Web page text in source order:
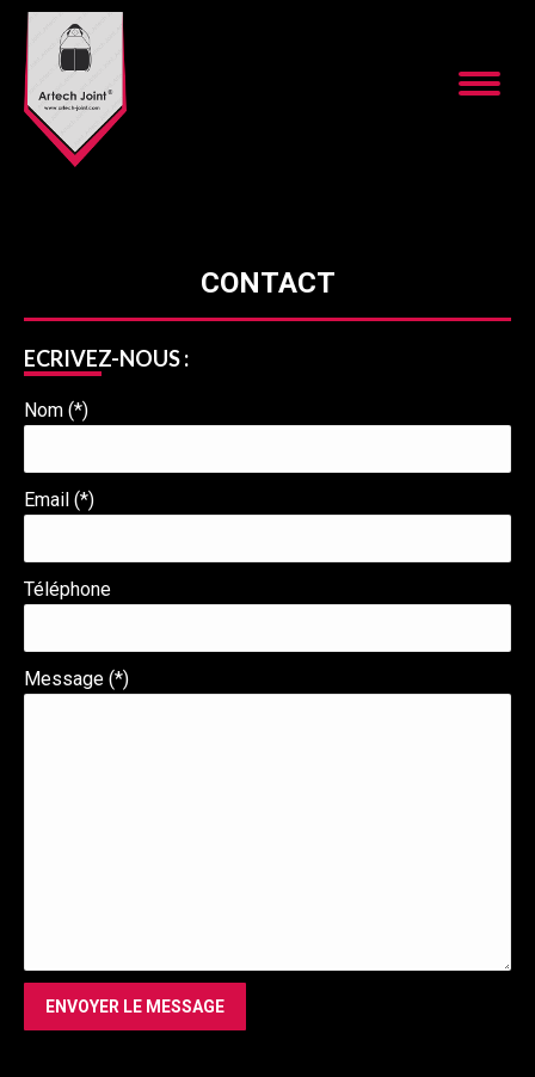
CONTACT
ECRIVEZ-NOUS :
Nom (*)
Email (*)
Téléphone
Message (*)